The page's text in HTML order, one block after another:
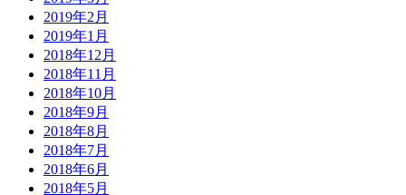
2019年2月
2019年1月
2018年12月
2018年11月
2018年10月
2018年9月
2018年8月
2018年7月
2018年6月
2018年5月